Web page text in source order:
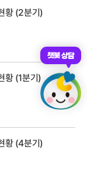
황 (2분기)
황 (1분기)
황 (4분기)
챗봇 상담